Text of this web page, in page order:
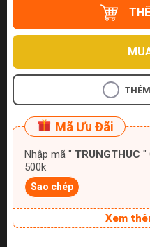
Mã Ưu Đãi
Nhập mã " TRUNGTHUC " Giảm giá 20k cho đơn hàng từ
500k
Sao chép
Xem